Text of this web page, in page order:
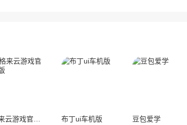
布丁ui车机版 豆包爱学